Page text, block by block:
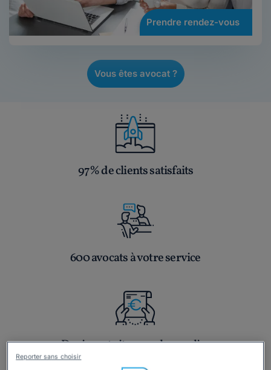
Prendre rendez-vous
Vous êtes avocat ?
97% de clients satisfaits
600 avocats à votre service
Devis gratuit en quelques clics
Reporter sans choisir